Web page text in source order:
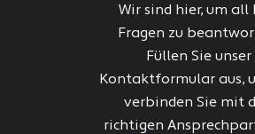
Wir sind hier, um all
Fragen zu
Füllen Sie unser
Kontaktformular aus,
verbinden Sie mit
richtigen